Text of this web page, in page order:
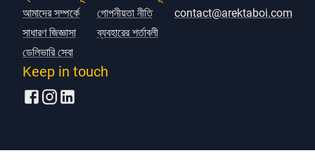
আমাদের সম্পর্কে
সাধারণ জিজ্ঞাসা
ডেলিভারি সেবা
গোপনীয়তা নীতি
ব্যবহারের শর্তাবলী
contact@arektaboi.com
Keep in touch